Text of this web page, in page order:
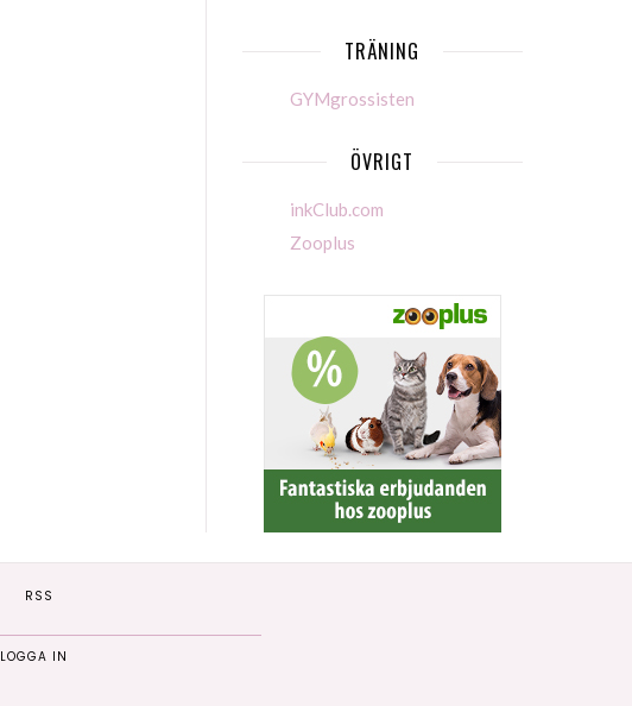
TRÄNING
GYMgrossisten
ÖVRIGT
inkClub.com
Zooplus
RSS
LOGGA IN